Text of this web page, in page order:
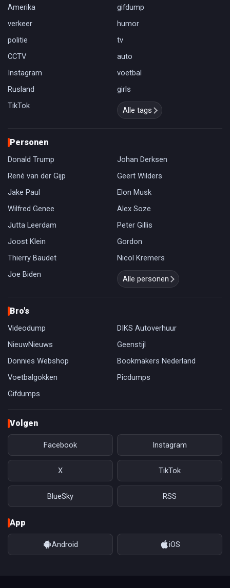
Amerika
gifdump
verkeer
humor
politie
tv
CCTV
auto
Instagram
voetbal
Rusland
girls
TikTok
Alle tags
Personen
Donald Trump
Johan Derksen
René van der Gijp
Geert Wilders
Jake Paul
Elon Musk
Wilfred Genee
Alex Soze
Jutta Leerdam
Peter Gillis
Joost Klein
Gordon
Thierry Baudet
Nicol Kremers
Joe Biden
Alle personen
Bro's
Videodump
DIKS Autoverhuur
NieuwNieuws
Geenstijl
Donnies Webshop
Bookmakers Nederland
Voetbalgokken
Picdumps
Gifdumps
Volgen
Facebook Instagram
X TikTok
BlueSky RSS
App
Android iOS